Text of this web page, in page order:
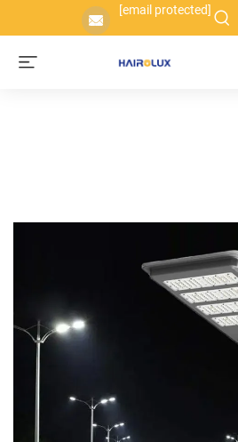
[email protected]